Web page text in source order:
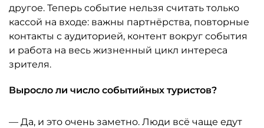
другое. Теперь событие нельзя считать только
кассой на входе: важны партнёрства, повторные
контакты с аудиторией, контент вокруг события
и работа на весь жизненный цикл интереса
зрителя.
Выросло ли число событийных туристов?
— Да, и это очень заметно. Люди всё чаще едут